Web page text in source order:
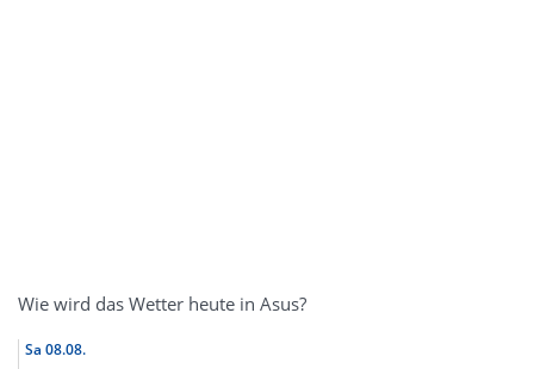
Wie wird das Wetter heute in Asus?
Sa 08.08.